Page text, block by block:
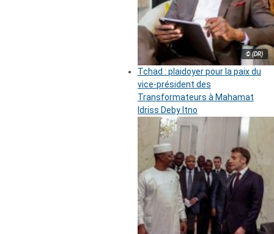
© (DR)
Tchad : plaidoyer pour la paix du
vice-président des
Transformateurs à Mahamat
Idriss Deby Itno